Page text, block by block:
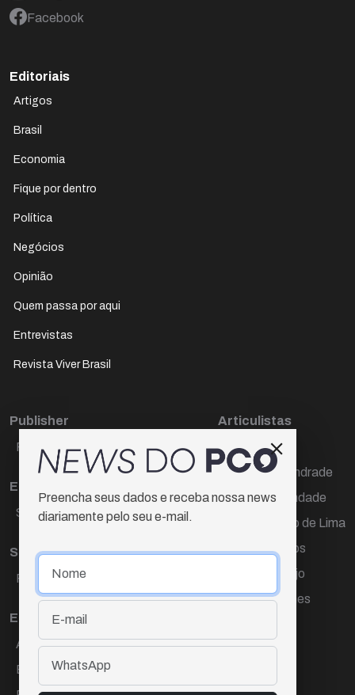
Facebook
Editoriais
Artigos
Brasil
Economia
Fique por dentro
Política
Negócios
Opinião
Quem passa por aqui
Entrevistas
Revista Viver Brasil
Publisher
Paulo Cesar de Oliveira
Editora Chefe
Sueli Cotta
Sub-editora
Raquel Ayres
Equipe
Ana Lúcia Cortez
Eliane Hardy
Articulistas
Décio Freire
Dr Marcos Andrade
Hamilton Trindade
Igor Carvalho de Lima
Mario Campos
Renata Araújo
Wagner Gomes
Preencha seus dados e receba nossa news
diariamente pelo seu e-mail.